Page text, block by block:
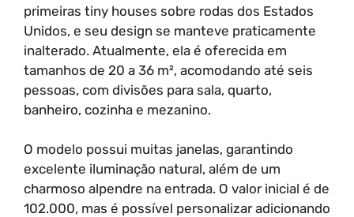
primeiras tiny houses sobre rodas dos Estados
Unidos, e seu design se manteve praticamente
inalterado. Atualmente, ela é oferecida em
tamanhos de 20 a 36 m², acomodando até seis
pessoas, com divisões para sala, quarto,
banheiro, cozinha e mezanino.
O modelo possui muitas janelas, garantindo
excelente iluminação natural, além de um
charmoso alpendre na entrada. O valor inicial é de
102.000, mas é possível personalizar adicionando